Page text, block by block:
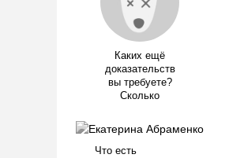
Каких ещё
доказательств
вы требуете?
Сколько
Что есть